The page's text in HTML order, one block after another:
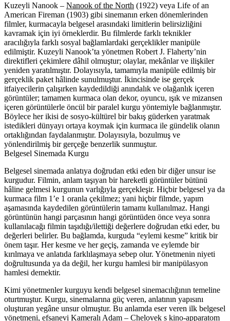
Kuzeyli Nanook – Nanook of the North (1922) veya Life of an
American Fireman (1903) gibi sinemanın erken dönemlerinden
filmler, kurmacayla belgesel arasındaki limitlerin belirsizliğini
kavramak için iyi örneklerdir. Bu filmlerde farklı teknikler
aracılığıyla farklı sosyal bağlamlardaki gerçeklikler manipüle
edilmiştir. Kuzeyli Nanook’ta yönetmen Robert J. Flaherty’nin
direktifleri çekimlere dâhil olmuştur; olaylar, mekânlar ve ilişkiler
yeniden yaratılmıştır. Dolayısıyla, tamamıyla manipüle edilmiş bir
gerçeklik paket hâlinde sunulmuştur. İkincisinde ise gerçek
itfaiyecilerin çalışırken kaydedildiği anındalık ve olağanlık içeren
görüntüler; tamamen kurmaca olan dekor, oyuncu, ışık ve mizansen
içeren görüntülerle öncül bir paralel kurgu yöntemiyle bağlanmıştır.
Böylece her ikisi de sosyo-kültürel bir bakış güderken yaratmak
istedikleri dünyayı ortaya koymak için kurmaca ile gündelik olanın
ortaklığından faydalanmıştır. Dolayısıyla, bozulmuş ve
yönlendirilmiş bir gerçeğe benzerlik sunmuştur.
Belgesel Sinemada Kurgu
Belgesel sinemada anlatıya doğrudan etki eden bir diğer unsur ise
kurgudur. Filmin, anlam taşıyan bir hareketli görüntüler bütünü
hâline gelmesi kurgunun varlığıyla gerçekleşir. Hiçbir belgesel ya da
kurmaca film 1’e 1 oranla çekilmez; yani hiçbir filmde, yapım
aşamasında kaydedilen görüntülerin tamamı kullanılmaz. Hangi
görüntünün hangi parçasının hangi görüntüden önce veya sonra
kullanılacağı filmin taşıdığı/ilettiği değerlere doğrudan etki eder, bu
değerleri belirler. Bu bağlamda, kurguda “eylemi kesme” kritik bir
önem taşır. Her kesme ve her geçiş, zamanda ve eylemde bir
kırılmaya ve anlatıda farklılaşmaya sebep olur. Yönetmenin niyeti
doğrultusunda ya da değil, her kurgu hamlesi bir manipülasyon
hamlesi demektir.
Kimi yönetmenler kurguyu kendi belgesel sinemacılığının temeline
oturtmuştur. Kurgu, sinemalarına güç veren, anlatının yapısını
oluşturan yegâne unsur olmuştur. Bu anlamda eser veren ilk belgesel
yönetmeni, efsanevi Kameralı Adam – Chelovek s kino-apparatom